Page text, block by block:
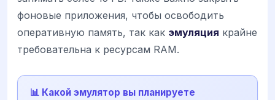
фоновые приложения, чтобы освободить
оперативную память, так как эмуляция крайне
требовательна к ресурсам RAM.
📊 Какой эмулятор вы планируете